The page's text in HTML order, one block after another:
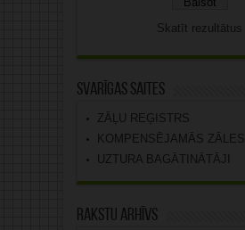
Skatīt rezultātus
Svarīgas saites
ZĀĻU REĢISTRS
KOMPENSĒJAMĀS ZĀLES
UZTURA BAGĀTINĀTĀJI
Rakstu arhīvs